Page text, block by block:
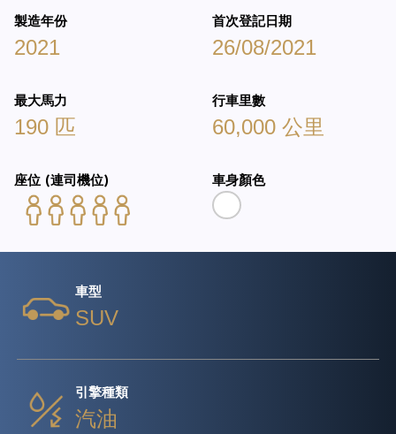
製造年份
2021
首次登記日期
26/08/2021
最大馬力
190 匹
行車里數
60,000 公里
座位 (連司機位) 車身顏色
車型
SUV
引擎種類
汽油